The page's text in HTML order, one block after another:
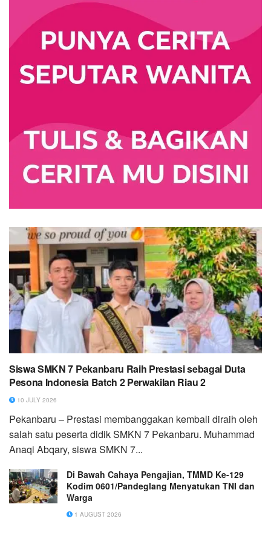
Siswa SMKN 7 Pekanbaru Raih Prestasi sebagai Duta
Pesona Indonesia Batch 2 Perwakilan Riau 2
10 JULY 2026
Pekanbaru – Prestasi membanggakan kembali diraih oleh
salah satu peserta didik SMKN 7 Pekanbaru. Muhammad
Anaqi Abqary, siswa SMKN 7...
Di Bawah Cahaya Pengajian, TMMD Ke-129
Kodim 0601/Pandeglang Menyatukan TNI dan
Warga
1 AUGUST 2026